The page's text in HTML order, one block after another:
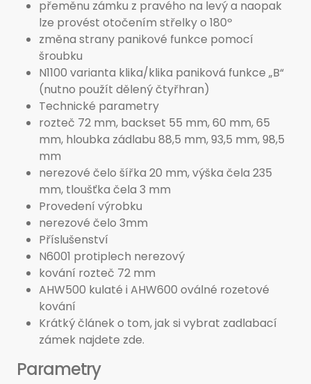
přeměnu zámku z pravého na levý a naopak
lze provést otočením střelky o 180º
změna strany panikové funkce pomocí
šroubku
N1100 varianta klika/klika paniková funkce „B“
(nutno použít dělený čtyřhran)
Technické parametry
rozteč 72 mm, backset 55 mm, 60 mm, 65
mm, hloubka zádlabu 88,5 mm, 93,5 mm, 98,5
mm
nerezové čelo šířka 20 mm, výška čela 235
mm, tloušťka čela 3 mm
Provedení výrobku
nerezové čelo 3mm
Příslušenství
N6001 protiplech nerezový
kování rozteč 72 mm
AHW500 kulaté i AHW600 oválné rozetové
kování
Krátký článek o tom, jak si vybrat zadlabací
zámek najdete zde.
Parametry